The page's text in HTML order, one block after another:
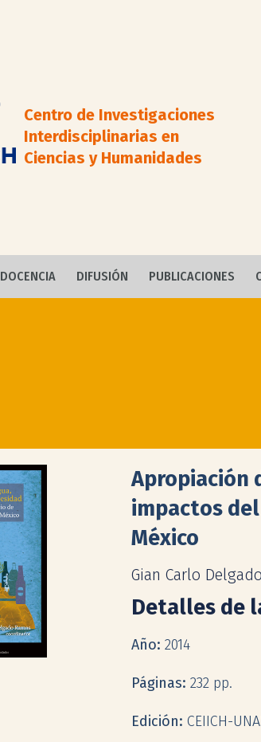
Centro de Investigaciones
Interdisciplinarias en
Ciencias y Humanidades
DOCENCIA DIFUSIÓN PUBLICACIONES
Apropiación
impactos
México
Gian Carlo
Detalles de
Año: 2014
Páginas: 232 pp.
Edición: CEIICH-